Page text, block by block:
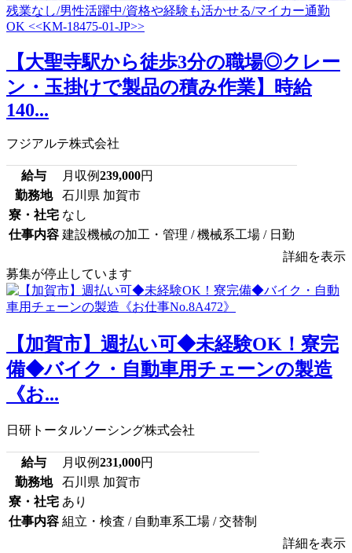
【大聖寺駅から徒歩3分の職場◎クレー
ン・玉掛けで製品の積み作業】時給
140...
フジアルテ株式会社
給与 月収例239,000円
勤務地
石川県 加賀市
寮・社宅 なし
仕事内容 建設機械の加工・管理 / 機械系工場 / 日勤
詳細を表示
募集が停止しています
【加賀市】週払い可◆未経験OK！寮完
備◆バイク・自動車用チェーンの製造
《お...
日研トータルソーシング株式会社
給与 月収例231,000円
勤務地
石川県 加賀市
寮・社宅 あり
仕事内容 組立・検査 / 自動車系工場 / 交替制
詳細を表示